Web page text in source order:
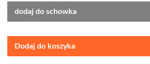
dodaj do schowka
Dodaj do koszyka